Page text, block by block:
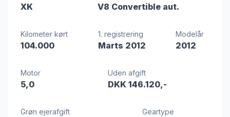
XK V8 Convertible aut.
Kilometer kørt
104.000
1. registrering
Marts 2012
Modelår
2012
Motor
5,0
Uden afgift
DKK 146.120,-
Grøn ejerafgift Geartype